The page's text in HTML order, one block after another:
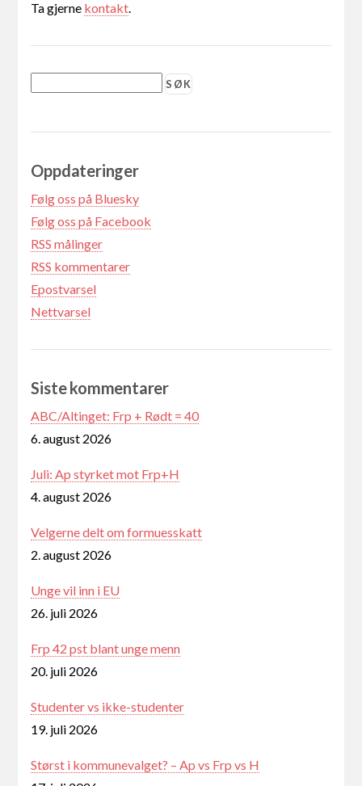
Ta gjerne kontakt.
Oppdateringer
Følg oss på Bluesky
Følg oss på Facebook
RSS målinger
RSS kommentarer
Epostvarsel
Nettvarsel
Siste kommentarer
ABC/Altinget: Frp + Rødt = 40
6. august 2026
Juli: Ap styrket mot Frp+H
4. august 2026
Velgerne delt om formuesskatt
2. august 2026
Unge vil inn i EU
26. juli 2026
Frp 42 pst blant unge menn
20. juli 2026
Studenter vs ikke-studenter
19. juli 2026
Størst i kommunevalget? – Ap vs Frp vs H